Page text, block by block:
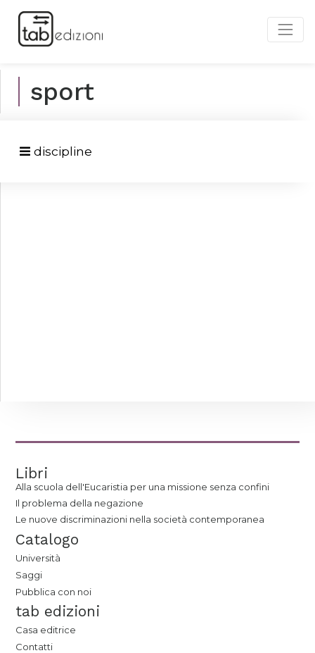
sport
discipline
Libri
Alla scuola dell'Eucaristia per una missione senza confini
Il problema della negazione
Le nuove discriminazioni nella società contemporanea
Catalogo
Università
Saggi
Pubblica con noi
tab edizioni
Casa editrice
Contatti